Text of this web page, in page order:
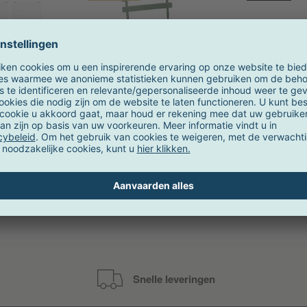
set
€
Fermob
Bistro metalen klapstoel
vanaf 80,00 €
Colour
Snelle leveringen